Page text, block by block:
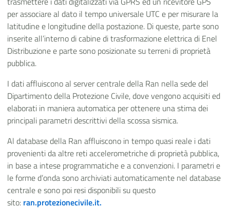
per associare al dato il tempo universale UTC e per misurare la
latitudine e longitudine della postazione. Di queste, parte sono
inserite all’interno di cabine di trasformazione elettrica di Enel
Distribuzione e parte sono posizionate su terreni di proprietà
pubblica.
I dati affluiscono al server centrale della Ran nella sede del
Dipartimento della Protezione Civile, dove vengono acquisiti ed
elaborati in maniera automatica per ottenere una stima dei
principali parametri descrittivi della scossa sismica.
Al database della Ran affluiscono in tempo quasi reale i dati
provenienti da altre reti accelerometriche di proprietà pubblica,
in base a intese programmatiche e a convenzioni. I parametri e
le forme d’onda sono archiviati automaticamente nel database
centrale e sono poi resi disponibili su questo
sito: ran.protezionecivile.it.